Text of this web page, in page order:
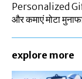
Personalized
और कमाएं मोटा
explore more